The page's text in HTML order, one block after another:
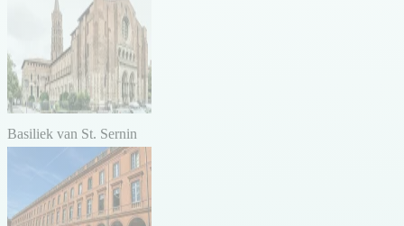
Basiliek van St. Sernin